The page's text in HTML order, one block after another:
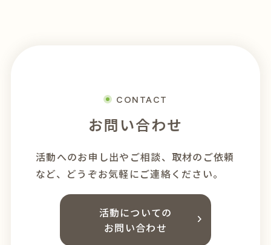
CONTACT
お問い合わせ
活動へのお申し出やご相談、 取材のご依頼
など、どうぞお気軽にご連絡ください。
活動についての
お問い合わせ